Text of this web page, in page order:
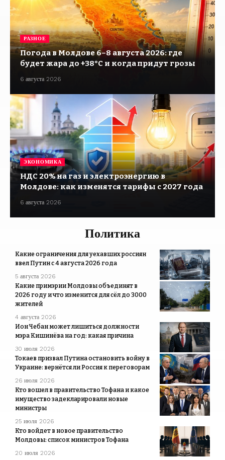
РАЗНОЕ
Погода в Молдове 6–8 августа 2026: где
будет жара до +38°C и когда придут грозы
6 августа 2026
ЭКОНОМИКА
НДС 20% на газ и электроэнергию в
Молдове: как изменятся тарифы с 2027 года
6 августа 2026
Политика
Какие ограничения для уехавших россиян
ввел Путин с 4 августа 2026 года
5 августа 2026
Какие примэрии Молдовы объединят в
2026 году и что изменится для сёл до 3000
жителей
4 августа 2026
Ион Чебан может лишиться должности
мэра Кишинёва на год: какая причина
30 июля 2026
Токаев призвал Путина остановить войну в
Украине: вернётся ли Россия к переговорам
26 июля 2026
Кто вошел в правительство Тофана и какое
имущество задекларировали новые
министры
25 июля 2026
Кто войдет в новое правительство
Молдовы: список министров Тофана
20 июля 2026